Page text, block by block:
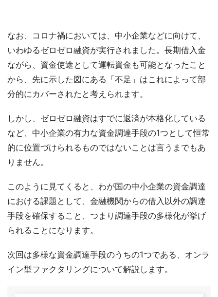
なお、コロナ禍においては、中小企業などに向けて、
いわゆるゼロゼロ融資が実行されました。長期借入金
ながら、資金使途として運転資金も可能となったこと
から、先に示した図にある「不足」はこれによって部
分的にカバーされたと考えられます。
しかし、ゼロゼロ融資はすでに返済が本格化している
など、中小企業の有力な資金調達手段の1つとして恒常
的に位置づけられるものではないことは言うまでもあ
りません。
このように見てくると、わが国の中小企業の資金調達
における課題として、金融機関からの借入以外の調達
手段を確保すること、つまり調達手段の多様化が挙げ
られることになります。
次回は多様な資金調達手段のうちの1つである、オンラ
イン型ファクタリングについて解説します。